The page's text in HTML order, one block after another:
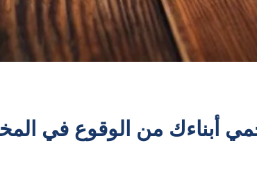
أبناءك من الوقوع في